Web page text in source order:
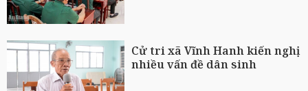
Cử tri xã Vĩnh Hanh kiến nghị
nhiều vấn đề dân sinh